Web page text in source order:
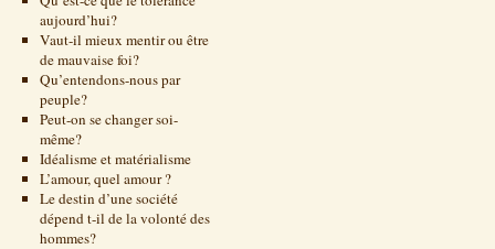
aujourd’hui?
Vaut-il mieux mentir ou être
de mauvaise foi?
Qu’entendons-nous par
peuple?
Peut-on se changer soi-
même?
Idéalisme et matérialisme
L’amour, quel amour ?
Le destin d’une société
dépend t-il de la volonté des
hommes?